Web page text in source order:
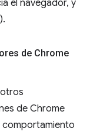
el navegador, y
de Chrome
de Chrome
comportamiento